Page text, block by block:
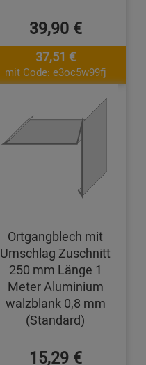
39,90 €
37,51 €
mit Code: e3oc5w99fj
Ortgangblech mit
Umschlag Zuschnitt
250 mm Länge 1
Meter Aluminium
walzblank 0,8 mm
(Standard)
15,29 €